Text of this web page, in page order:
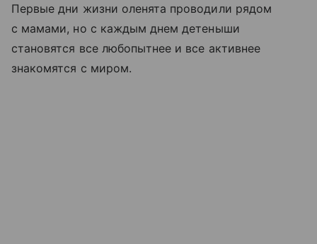
Первые дни жизни оленята проводили рядом
с мамами, но с каждым днем детеныши
становятся все любопытнее и все активнее
знакомятся с миром.